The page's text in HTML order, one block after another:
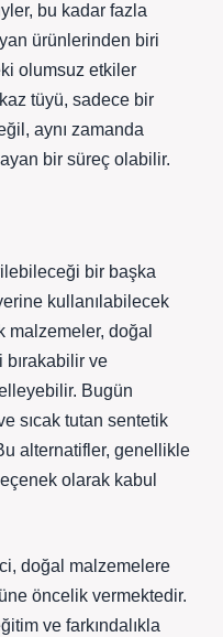
bu kadar fazla
ürünlerinden biri
olumsuz etkiler
tüyü, sadece bir
aynı zamanda
bir süreç olabilir.
bir başka
kullanılabilecek
malzemeler, doğal
ve
Bugün
sıcak tutan sentetik
alternatifler, genellikle
olarak kabul
doğal malzemelere
öncelik vermektedir.
ve farkındalıkla